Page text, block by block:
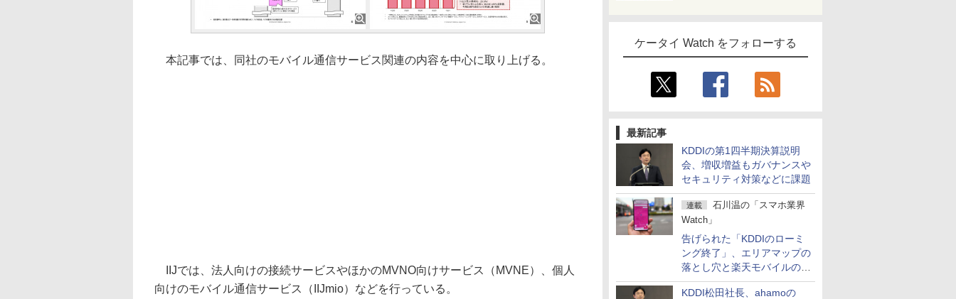
ケータイ Watch をフォローする
最新記事
KDDIの第1四半期決算説明
会、増収増益もガバナンスや
セキュリティ対策などに課題
連載
石川温の「スマホ業界
Watch」
告げられた「KDDIのローミ
ング終了」、エリアマップの
落とし穴と楽天モバイルの課
題
KDDI松田社長、ahamoの
本記事では、同社のモバイル通信サービス関連の内容を中心に取り上げる。
IIJでは、法人向けの接続サービスやほかのMVNO向けサービス（MVNE）、個人
向けのモバイル通信サービス（IIJmio）などを行っている。